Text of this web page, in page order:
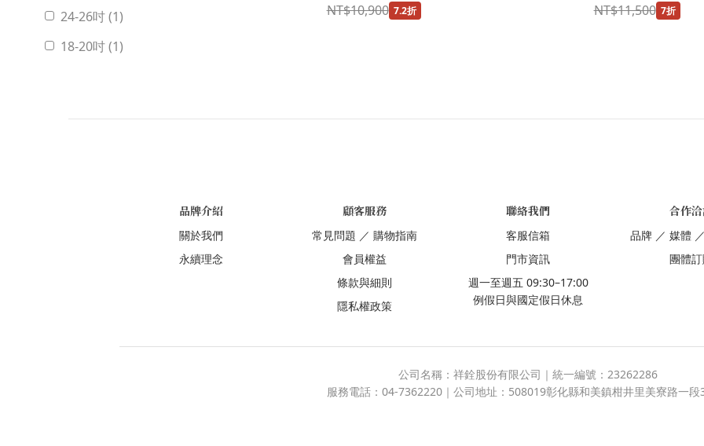
24-26吋 (1)
18-20吋 (1)
NT$10,900 7.2折
NT$11,500 7折
品牌介紹
關於我們
永續理念
顧客服務
常見問題 ／ 購物指南
會員權益
條款與細則
隱私權政策
聯絡我們
客服信箱
門市資訊
週一至週五 09:30–17:00
例假日與國定假日休息
合作
品牌 ／ 媒體 ／
團體
公司名稱：祥銓股份有限公司｜統一編號：23262286
服務電話：04-7362220｜公司地址：508019彰化縣和美鎮柑井里美寮路一段